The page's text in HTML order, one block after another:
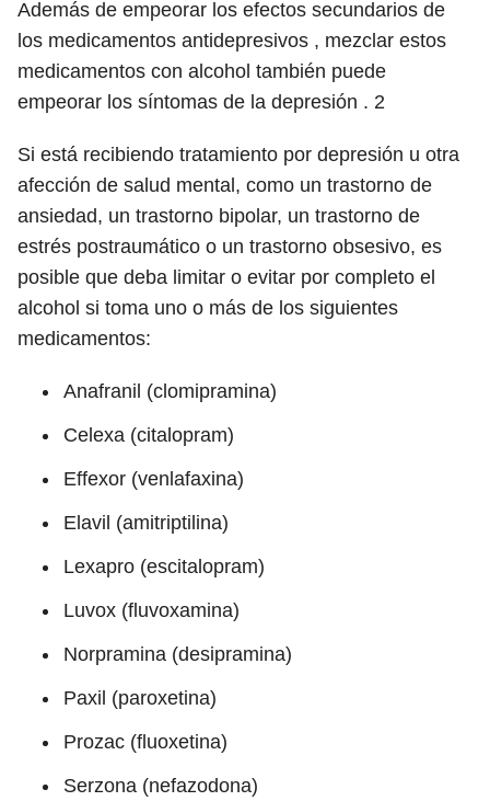
Además de empeorar los efectos secundarios de
los medicamentos antidepresivos , mezclar estos
medicamentos con alcohol también puede
empeorar los síntomas de la depresión . 2
Si está recibiendo tratamiento por depresión u otra
afección de salud mental, como un trastorno de
ansiedad, un trastorno bipolar, un trastorno de
estrés postraumático o un trastorno obsesivo, es
posible que deba limitar o evitar por completo el
alcohol si toma uno o más de los siguientes
medicamentos:
Anafranil (clomipramina)
Celexa (citalopram)
Effexor (venlafaxina)
Elavil (amitriptilina)
Lexapro (escitalopram)
Luvox (fluvoxamina)
Norpramina (desipramina)
Paxil (paroxetina)
Prozac (fluoxetina)
Serzona (nefazodona)